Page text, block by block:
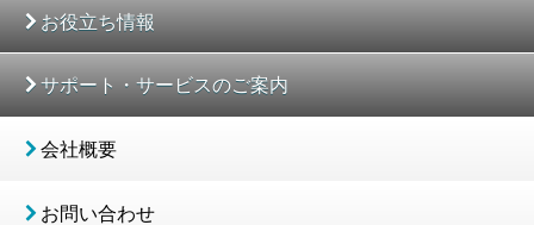
お役立ち情報
サポート・サービスのご案内
会社概要
お問い合わせ